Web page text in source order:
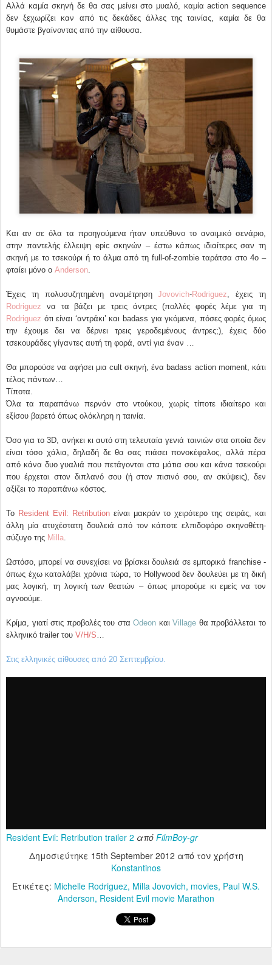
Αλλά καμία σκηνή δε θα σας μείνει στο μυαλό, καμία action sequence
δεν ξεχωρίζει καν από τις δεκάδες άλλες της ταινίας, καμία δε θα
θυμάστε βγαίνοντας από την αίθουσα.
Και αν σε όλα τα προηγούμενα ήταν υπεύθυνο το αναιμικό σενάριο,
στην παντελής έλλειψη epic σκηνών – έστω κάπως ιδιαίτερες σαν τη
σκηνή με το τσεκούρι ή το άλμα από τη full-of-zombie ταράτσα στο 4ο –
φταίει μόνο ο Anderson.
Έχεις τη πολυσυζητημένη αναμέτρησηJovovich-Rodriguez, έχεις τη
Rodriguez να τα βάζει με τρεις άντρες (πολλές φορές λέμε για τη
Rodriguez ότι είναι ‘αντράκι’ και badass για γκόμενα, πόσες φορές όμως
την έχουμε δει να δέρνει τρεις γεροδεμένους άντρες;), έχεις δύο
τσεκουράδες γίγαντες αυτή τη φορά, αντί για έναν …
Θα μπορούσε να αφήσει μια cult σκηνή, ένα badass action moment, κάτι
τέλος πάντων…
Τίποτα.
Όλα τα παραπάνω περνάν στο ντούκου, χωρίς τίποτε ιδιαίτερο και
εξίσου βαρετό όπως ολόκληρη η ταινία.
Όσο για το 3D, ανήκει κι αυτό στη τελευταία γενιά ταινιών στα οποία δεν
είναι τόσο χάλια, δηλαδή δε θα σας πιάσει πονοκέφαλος, αλλά πέρα
από κάνα δυο γυαλιά που πετάγονται στα μάτια σου και κάνα τσεκούρι
που έρχεται στον διπλανό σου (ή στον πισινό σου, αν σκύψεις), δεν
αξίζει το παραπάνω κόστος.
Το Resident Evil: Retributionείναι μακράν το χειρότερο της σειράς, και
άλλη μία ατυχέστατη δουλειά από τον κάποτε ελπιδοφόρο σκηνοθέτη-
σύζυγο της Milla.
Ωστόσο, μπορεί να συνεχίσει να βρίσκει δουλειά σε εμπορικά franchise -
όπως έχω καταλάβει χρόνια τώρα, το Hollywood δεν δουλεύει με τη δική
μας λογική, τη λογική των θεατών – όπως μπορούμε κι εμείς να τον
αγνοούμε.
Κρίμα, γιατί στις προβολές του σταOdeon καιVillage θα προβάλλεται το
ελληνικό trailer του V/H/S…
Στις ελληνικές αίθουσες από 20 Σεπτεμβρίου.
Resident Evil: Retribution trailer 2 από FilmBoy-gr
Δημοσιεύτηκε 15th September 2012 από τον χρήστη
Konstantinos
Ετικέτες: Michelle Rodriguez Milla Jovovich movies Paul W.S.
Anderson Resident Evil movie Marathon